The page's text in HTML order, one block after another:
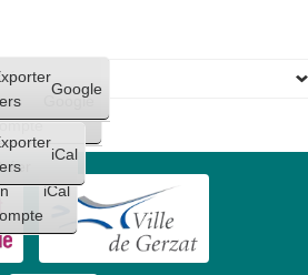
Google
iCal
Google
iCal